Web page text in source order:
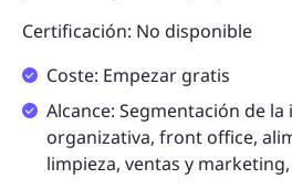
Certificación: No disponible
Coste: Empezar gratis
Alcance: Segmentación de
organizativa, front office,
limpieza, ventas y